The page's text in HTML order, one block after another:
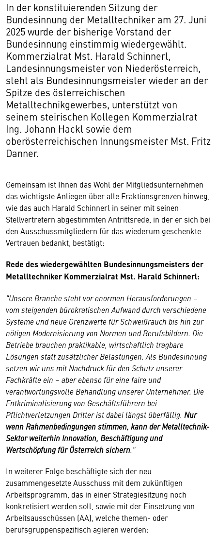
In der konstituierenden Sitzung der
Bundesinnung der Metalltechniker am 27. Juni
2025 wurde der bisherige Vorstand der
Bundesinnung einstimmig wiedergewählt.
Kommerzialrat Mst. Harald Schinnerl,
Landesinnungsmeister von Niederösterreich,
steht als Bundesinnungsmeister wieder an der
Spitze des österreichischen
Metalltechnikgewerbes, unterstützt von
seinem steirischen Kollegen Kommerzialrat
Ing. Johann Hackl sowie dem
oberösterreichischen Innungsmeister Mst. Fritz
Danner.
Gemeinsam ist Ihnen das Wohl der Mitgliedsunternehmen
das wichtigste Anliegen über alle Fraktionsgrenzen hinweg,
wie das auch Harald Schinnerl in seiner mit seinen
Stellvertretern abgestimmten Antrittsrede, in der er sich bei
den Ausschussmitgliedern für das wiederum geschenkte
Vertrauen bedankt, bestätigt:
Rede des wiedergewählten Bundesinnungsmeisters der
Metalltechniker Kommerzialrat Mst. Harald Schinnerl:
"Unsere Branche steht vor enormen Herausforderungen –
vom steigenden bürokratischen Aufwand durch verschiedene
Systeme und neue Grenzwerte für Schweißrauch bis hin zur
nötigen Modernisierung von Normen und Berufsbildern. Die
Betriebe brauchen praktikable, wirtschaftlich tragbare
Lösungen statt zusätzlicher Belastungen. Als Bundesinnung
setzen wir uns mit Nachdruck für den Schutz unserer
Fachkräfte ein – aber ebenso für eine faire und
verantwortungsvolle Behandlung unserer Unternehmer. Die
Entkriminalisierung von Geschäftsführern bei
Pflichtverletzungen Dritter ist dabei längst überfällig. Nur
wenn Rahmenbedingungen stimmen, kann der Metalltechnik-
Sektor weiterhin Innovation, Beschäftigung und
Wertschöpfung für Österreich sichern."
In weiterer Folge beschäftigte sich der neu
zusammengesetzte Ausschuss mit dem zukünftigen
Arbeitsprogramm, das in einer Strategiesitzung noch
konkretisiert werden soll, sowie mit der Einsetzung von
Arbeitsausschüssen (AA), welche themen- oder
berufsgruppenspezifisch agieren werden: